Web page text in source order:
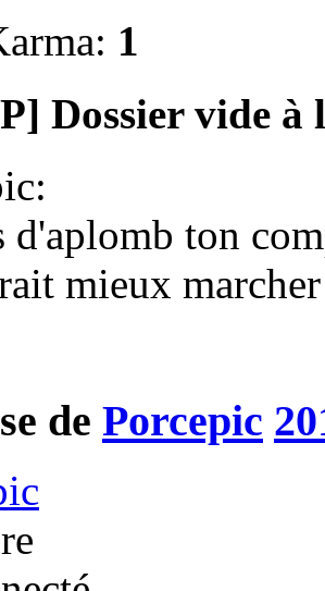
1
Dossier vide à
d'aplomb ton
mieux
de Porcepic